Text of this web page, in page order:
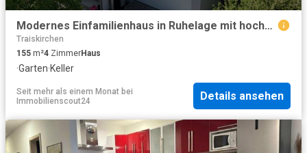
Modernes Einfamilienhaus in Ruhelage mit hochwertiger Ausstattung, uneinsehbarem Garten & Grünblick
Traiskirchen
155 m²4 ZimmerHaus
·Garten·Keller
Seit mehr als einem Monat bei
Immobilienscout24
Details ansehen